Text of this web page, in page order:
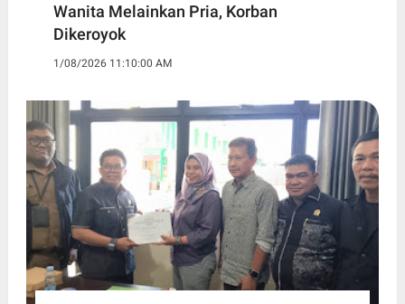
Wanita Melainkan Pria, Korban
Dikeroyok
1/08/2026 11:10:00 AM